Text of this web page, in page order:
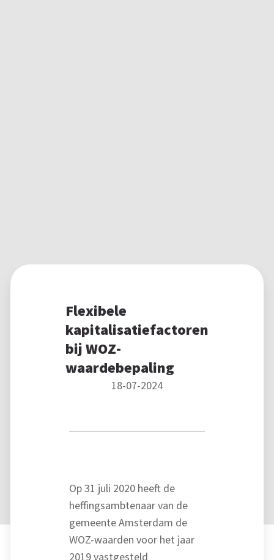
Flexibele
kapitalisatiefactoren
bij WOZ-
waardebepaling
18-07-2024
Op 31 juli 2020 heeft de
heffingsambtenaar van de
gemeente Amsterdam de
WOZ-waarden voor het jaar
2019 vastgesteld